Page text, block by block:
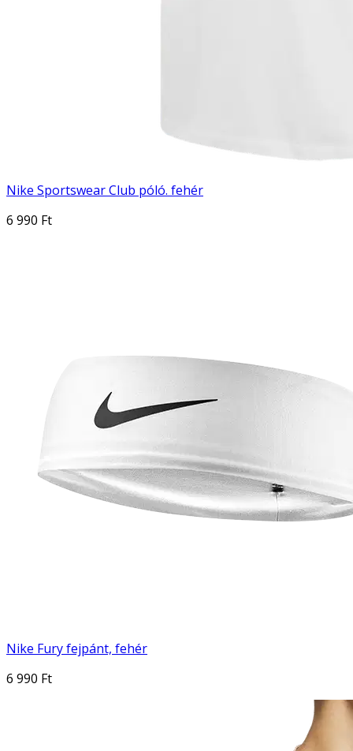
Nike Sportswear Club póló. fehér
6 990 Ft
Nike Fury fejpánt, fehér
6 990 Ft